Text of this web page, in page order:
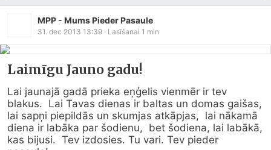
MPP - Mums Pieder Pasaule
31. dec 2013 13:39 · Lasīšanai 1 min
Laimīgu Jauno gadu!
Lai jaunajā gadā prieka eņģelis vienmēr ir tev
blakus.  Lai Tavas dienas ir baltas un domas gaišas,
lai sapņi piepildās un skumjas atkāpjas,  lai nākamā
diena ir labāka par šodienu,  bet šodiena, lai labākā,
kas bijusi.  Tev izdosies. Tu vari. Tev pieder